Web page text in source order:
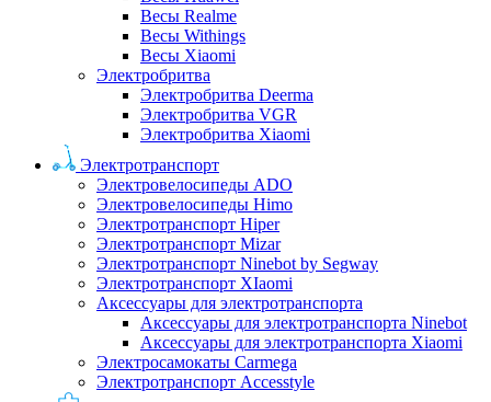
Весы Realme
Весы Withings
Весы Xiaomi
Электробритва
Электробритва Deerma
Электробритва VGR
Электробритва Xiaomi
Электротранспорт
Электровелосипеды ADO
Электровелосипеды Himo
Электротранспорт Hiper
Электротранспорт Mizar
Электротранспорт Ninebot by Segway
Электротранспорт XIaomi
Аксессуары для электротранспорта
Аксессуары для электротранспорта Ninebot
Аксессуары для электротранспорта Xiaomi
Электросамокаты Carmega
Электротранспорт Accesstyle